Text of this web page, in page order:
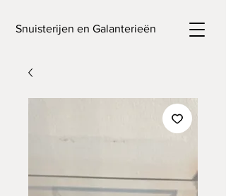
Snuisterijen en Galanterieën